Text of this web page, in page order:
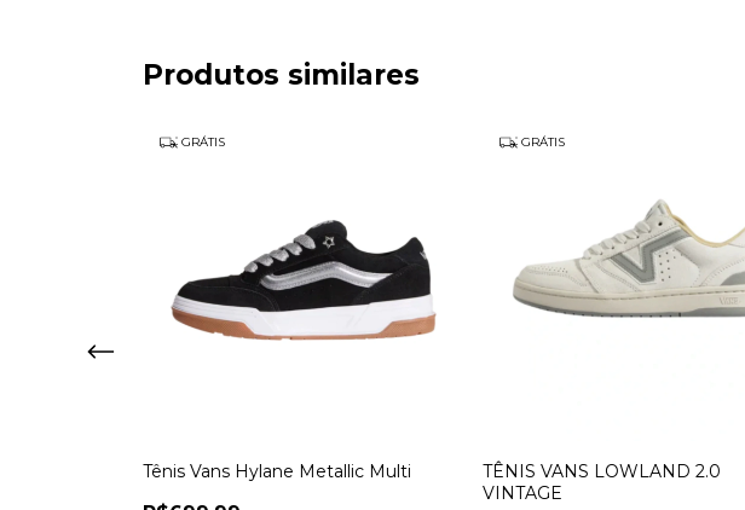
Produtos similares
GRÁTIS
Tênis Vans Hylane Metallic Multi
GRÁTIS
TÊNIS VANS LOWLAND 2.0
VINTAGE